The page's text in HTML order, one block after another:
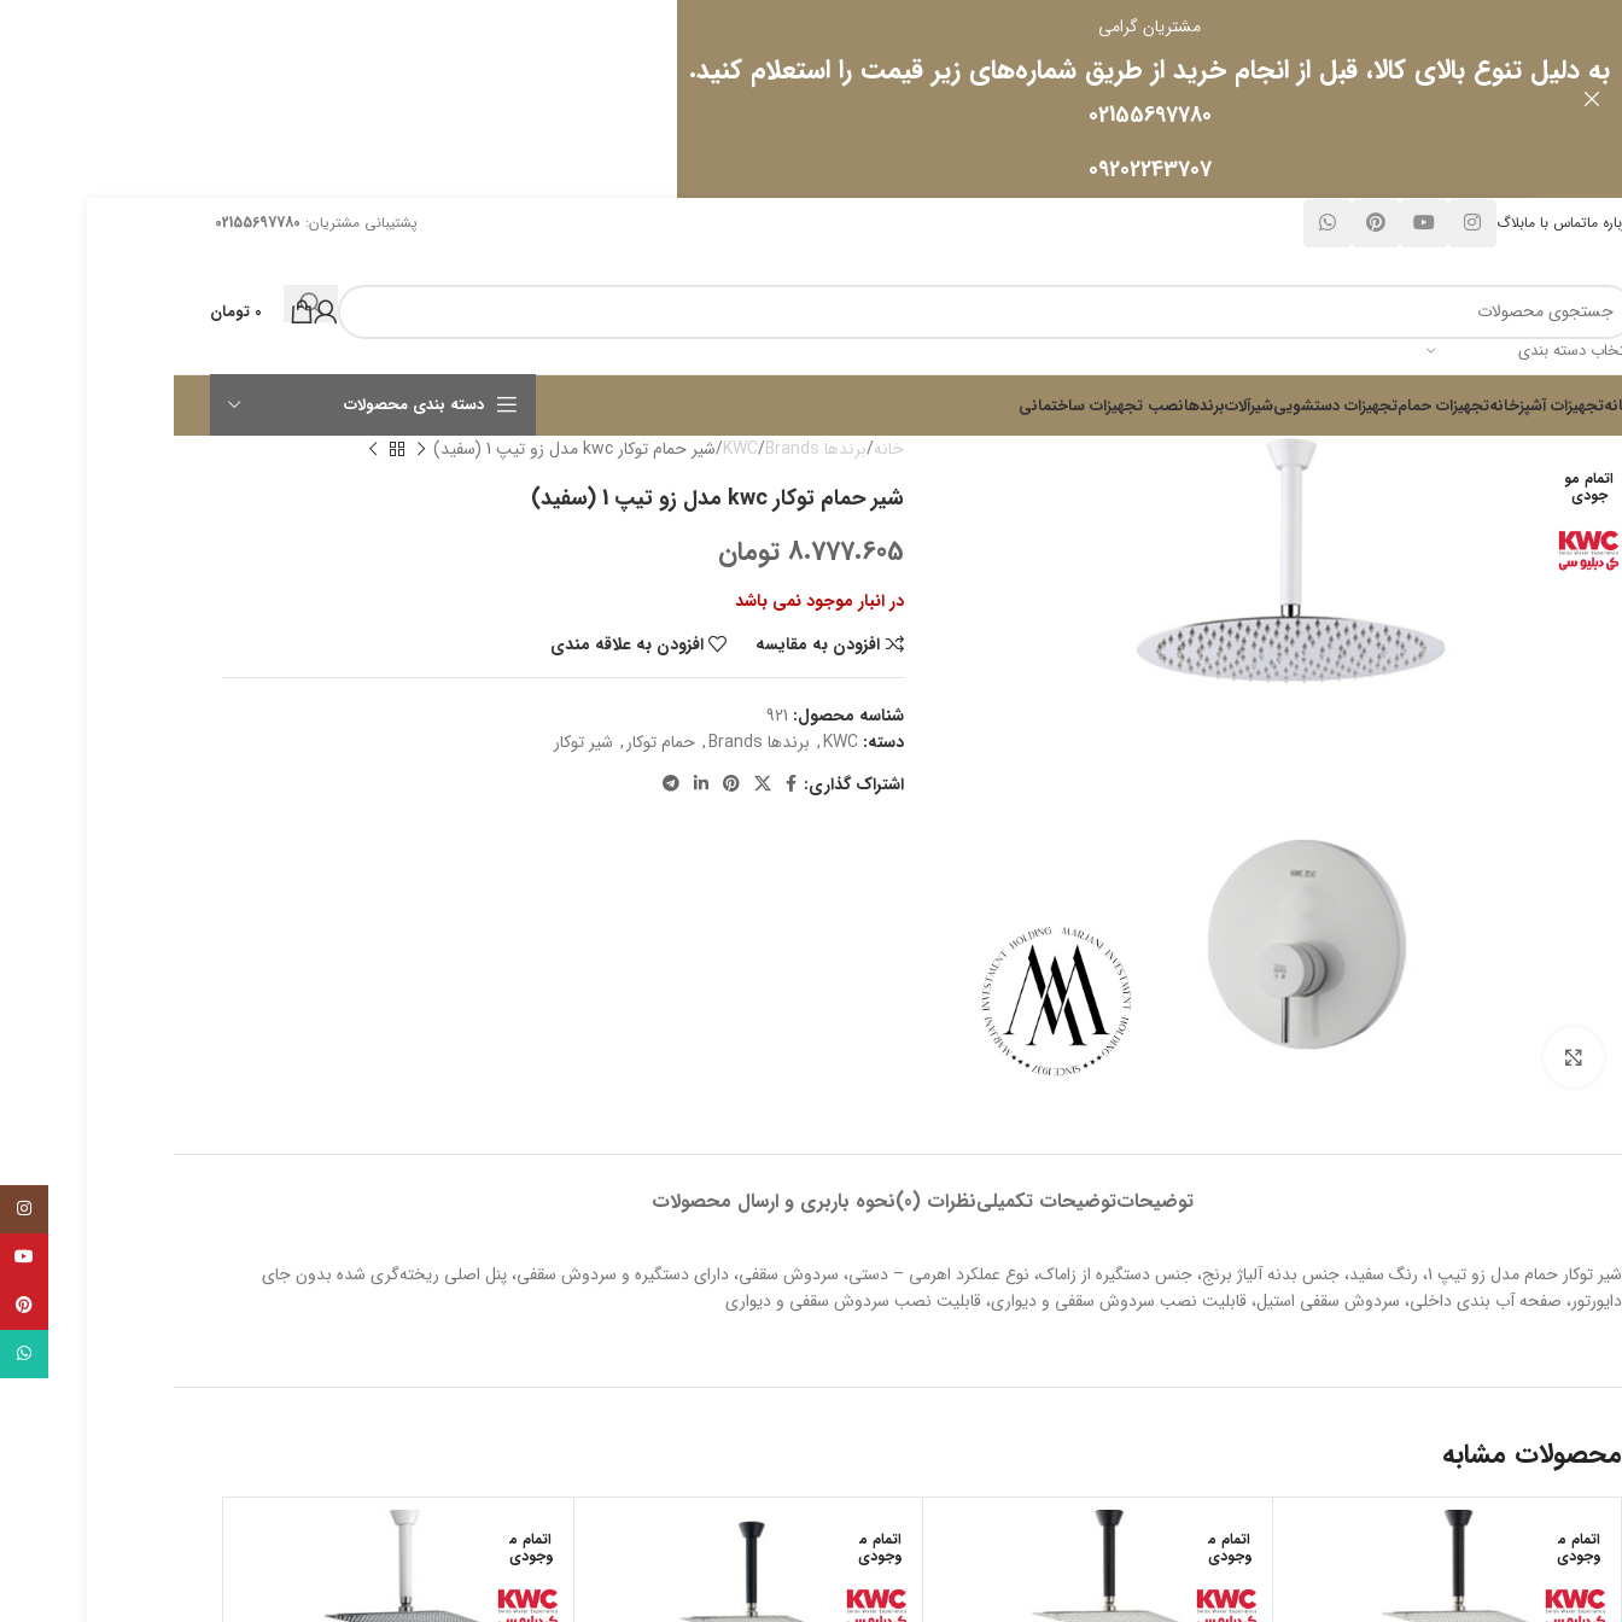
ماتماس با مابلاگ پشتیبانی مشتریان: 02155697780
دسته بندی
0 تومان
تجهیزات آشپزخانهتجهیزات حمامتجهیزات دستشوییشیرآلاتبرندهانصب تجهیزات ساختمانی دسته بندی محصولات
اتمام مو
جودی
خانه برندها Brands KWC شیر حمام توکار kwc مدل زو تیپ 1 (سفید)
شیر حمام توکار kwc مدل زو تیپ 1 (سفید)
8.777.605 تومان
در انبار موجود نمی باشد
افزودن به مقایسه
افزودن به علاقه مندی
شناسه محصول: 921
دسته: KWC
, برندها Brands , حمام توکار, شیر توکار
اشتراک گذاری:
توضیحاتتوضیحات تکمیلینظرات (0) نحوه باربری و ارسال محصولات
شیر توکار حمام مدل زو تیپ 1، رنگ سفید، جنس بدنه آلیاژ برنج، جنس دستگیره از زاماک، نوع عملکرد اهرمی – دستی، سردوش سقفی، دارای دستگیره و سردوش سقفی، پنل اصلی ریخته‌گری شده بدون جای
دایورتور، صفحه آب بندی داخلی، سردوش سقفی استیل، قابلیت نصب سردوش سقفی و‌ دیواری، قابلیت نصب سردوش سقفی و دیواری
محصولات مشابه
اتمام م
وجودی
اتمام م
وجودی
اتمام م
وجودی
اتمام م
وجودی
مشتریان گرامی
به دلیل تنوع بالای کالا، قبل از انجام خرید از طریق شماره‌های زیر قیمت را استعلام کنید.
02155697780
09202243707